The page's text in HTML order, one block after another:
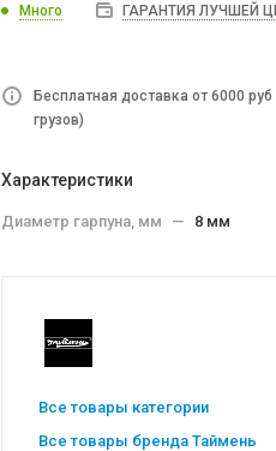
Много ГАРАНТИЯ ЛУЧШЕЙ
Бесплатная доставка от 6000
грузов)
Характеристики
Диаметр гарпуна, мм — 8 мм
Все товары категории
Все товары бренда Таймень